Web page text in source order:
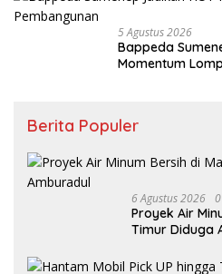
5 Agustus 2026
Bappeda
Momentum
Berita Populer
6 Agustus 2026
Proyek Air
Timur Diduga